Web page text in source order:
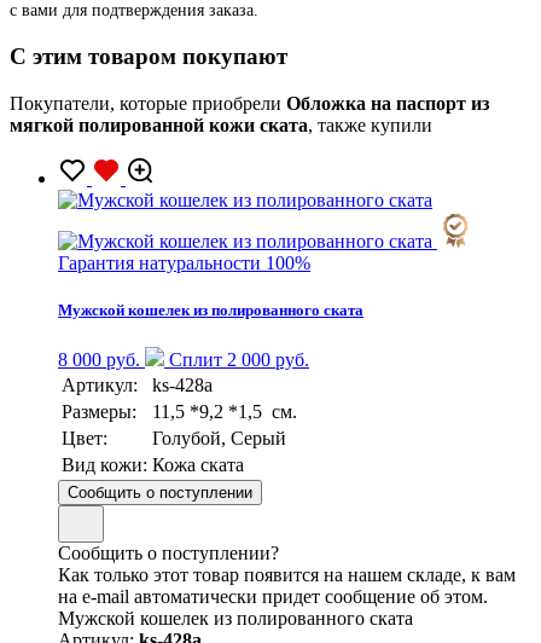
с вами для подтверждения заказа.
C этим товаром покупают
Покупатели, которые приобрели Обложка на паспорт из
мягкой полированной кожи ската, также купили
Гарантия натуральности 100%
Мужской кошелек из полированного ската
8 000 руб.
Сплит 2 000 руб.
Артикул:
ks-428a
Размеры:
11,5 *9,2 *1,5 см.
Цвет:
Голубой, Серый
Вид кожи: Кожа ската
Сообщить о поступлении
Сообщить о поступлении?
Как только этот товар появится на нашем складе, к вам
на e-mail автоматически придет сообщение об этом.
Мужской кошелек из полированного ската